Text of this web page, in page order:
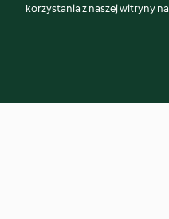
korzystania z naszej witryny